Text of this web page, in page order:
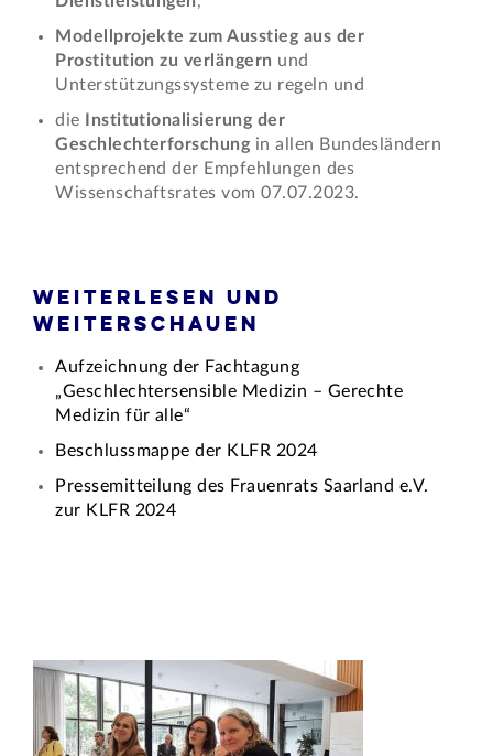
Modellprojekte zum Ausstieg aus der
Prostitution zu verlängern und
Unterstützungssysteme zu regeln und
die
Institutionalisierung der
Geschlechterforschung in allen Bundesländern
entsprechend der Empfehlungen des
Wissenschaftsrates vom 07.07.2023.
Weiterlesen und
Weiterschauen
Aufzeichnung der Fachtagung
„Geschlechtersensible Medizin – Gerechte
Medizin für alle“
Beschlussmappe der KLFR 2024
Pressemitteilung des Frauenrats Saarland e.V.
zur KLFR 2024